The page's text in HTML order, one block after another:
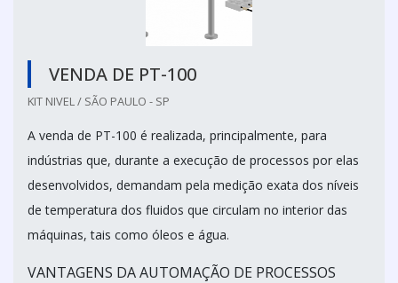
VENDA DE PT-100
KIT NIVEL / SÃO PAULO - SP
A venda de PT-100 é realizada, principalmente, para
indústrias que, durante a execução de processos por elas
desenvolvidos, demandam pela medição exata dos níveis
de temperatura dos fluidos que circulam no interior das
máquinas, tais como óleos e água.
VANTAGENS DA AUTOMAÇÃO DE PROCESSOS